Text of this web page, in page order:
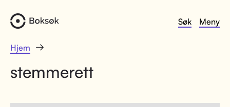
Søk Meny
Hjem
stemmerett